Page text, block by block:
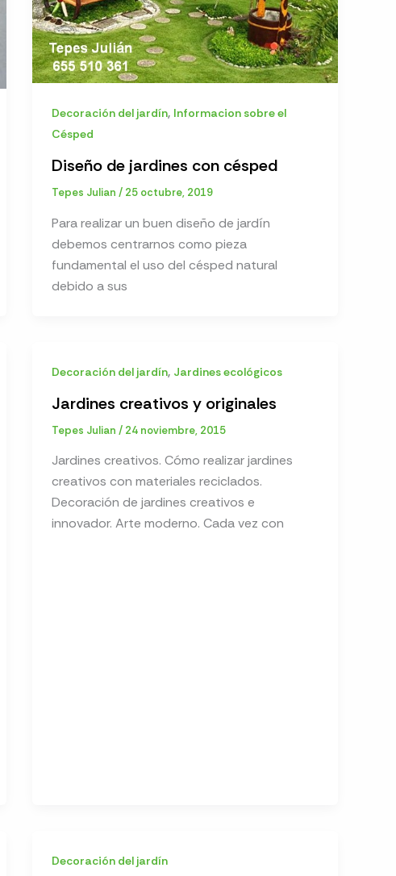
Decoración del jardín, Informacion sobre el
Césped
Diseño de jardines con césped
Tepes Julian/ 25 octubre, 2019
Para realizar un buen diseño de jardín
debemos centrarnos como pieza
fundamental el uso del césped natural
debido a sus
Decoración del jardín, Jardines ecológicos
Jardines creativos y originales
Tepes Julian/ 24 noviembre, 2015
Jardines creativos. Cómo realizar jardines
creativos con materiales reciclados.
Decoración de jardines creativos e
innovador. Arte moderno. Cada vez con
Decoración del jardín